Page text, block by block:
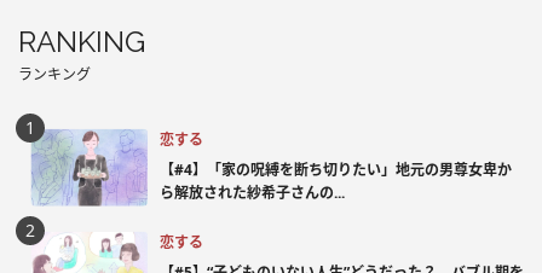
RANKING
ランキング
恋する
【#4】「家の呪縛を断ち切りたい」地元の男尊女卑か
ら解放された紗希子さんの...
恋する